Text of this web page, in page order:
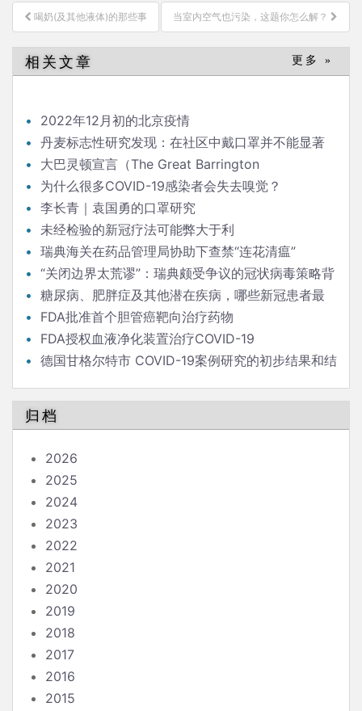
文
章
导
航
喝奶(及其他液体)的那些事 当室内空气也污染，这题你怎么解？
相关文章 更多 »
2022年12月初的北京疫情
丹麦标志性研究发现：在社区中戴口罩并不能显著
降低（新冠）感染率
大巴灵顿宣言（The Great Barrington
Declaration）
为什么很多COVID-19感染者会失去嗅觉？
李长青｜袁国勇的口罩研究
未经检验的新冠疗法可能弊大于利
瑞典海关在药品管理局协助下查禁“连花清瘟”
“关闭边界太荒谬”：瑞典颇受争议的冠状病毒策略背
后的流行病学家
糖尿病、肥胖症及其他潜在疾病，哪些新冠患者最
危险？
FDA批准首个胆管癌靶向治疗药物
FDA授权血液净化装置治疗COVID-19
德国甘格尔特市 COVID-19案例研究的初步结果和结
归档
2026
2025
2024
2023
2022
2021
2020
2019
2018
2017
2016
2015